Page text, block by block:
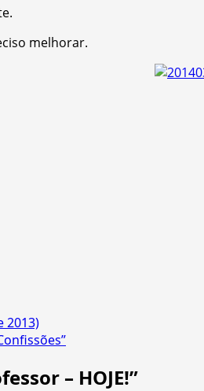
melhorar.
2013)
– HOJE!”